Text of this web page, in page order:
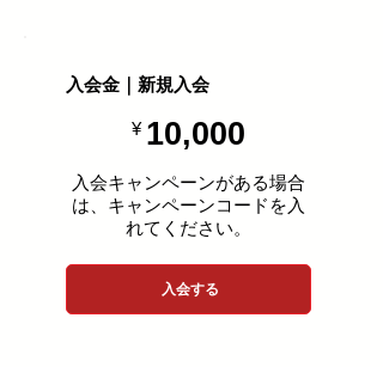
入会金｜新規入会
¥ 10,000
入会キャンペーンがある場合
は、キャンペーンコードを入
れてください。
入会する